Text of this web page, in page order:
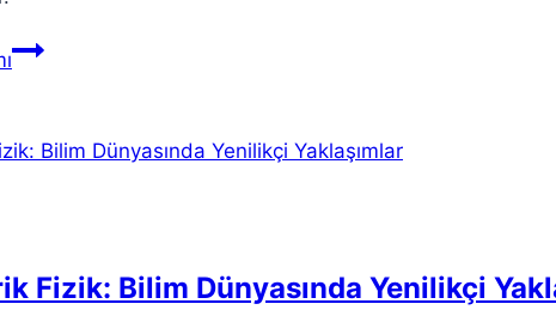
Zecurion
Konaklama
Fizik: Bilim Dünyasında Yenilikçi